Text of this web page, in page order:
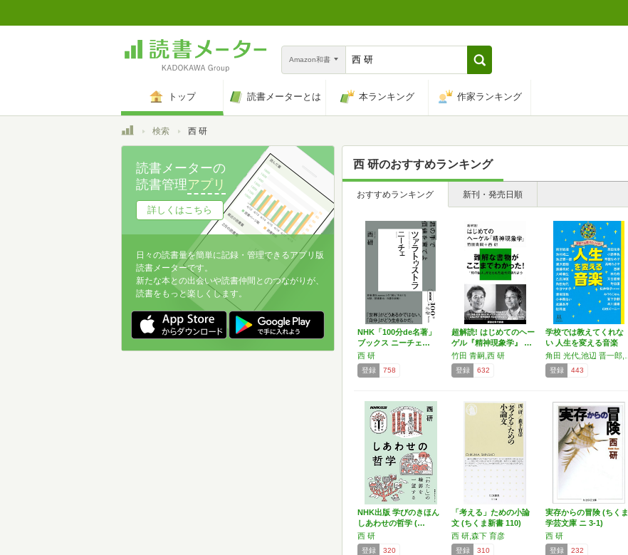
Amazon和書
トップ 読書メーターとは 本ランキング 作家ランキング
トップ検索 西 研
西 研のおすすめランキング
おすすめランキング 新刊・発売日順
NHK「100分de名著」
ブックス ニーチェ…
西 研
登録 758
超解読! はじめてのヘー
ゲル『精神現象学』 …
竹田 青嗣,西 研
登録 632
学校では教えてくれな
い 人生を変える音楽
(…
登録 443
NHK出版 学びのきほん
しあわせの哲学 (…
西 研
登録 320
「考える」ための小論
文 (ちくま新書 110)
西 研,森下 育彦
登録 310
実存からの冒険 (ちくま
学芸文庫 ニ 3-1)
西 研
登録 232
読書メーターの
読書管理アプリ
詳しくはこちら
日々の読書量を簡単に記録・管理できるアプリ版
読書メーターです。
新たな本との出会いや読書仲間とのつながりが、
読書をもっと楽しくします。